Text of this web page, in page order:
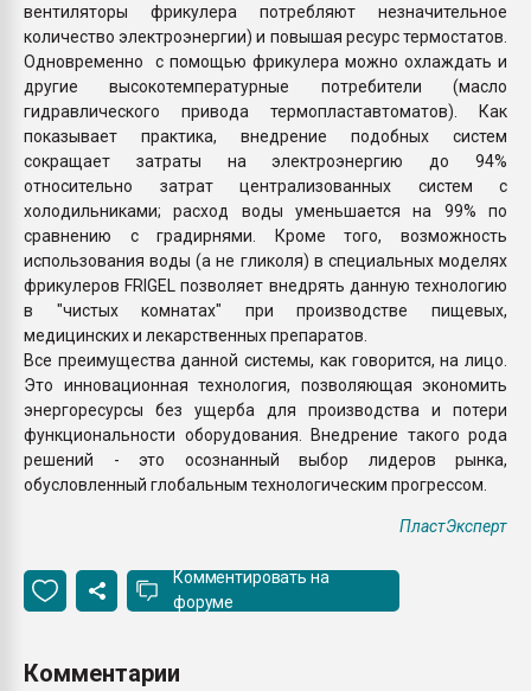
вентиляторы фрикулера потребляют незначительное
количество электроэнергии) и повышая ресурс термостатов.
Одновременно с помощью фрикулера можно охлаждать и
другие высокотемпературные потребители (масло
гидравлического привода термопластавтоматов). Как
показывает практика, внедрение подобных систем
сокращает затраты на электроэнергию до 94%
относительно затрат централизованных систем с
холодильниками; расход воды уменьшается на 99% по
сравнению с градирнями. Кроме того, возможность
использования воды (а не гликоля) в специальных моделях
фрикулеров FRIGEL позволяет внедрять данную технологию
в "чистых комнатах" при производстве пищевых,
медицинских и лекарственных препаратов.
Все преимущества данной системы, как говорится, на лицо.
Это инновационная технология, позволяющая экономить
энергоресурсы без ущерба для производства и потери
функциональности оборудования. Внедрение такого рода
решений - это осознанный выбор лидеров рынка,
обусловленный глобальным технологическим прогрессом.
ПластЭксперт
Комментировать на
форуме
Комментарии